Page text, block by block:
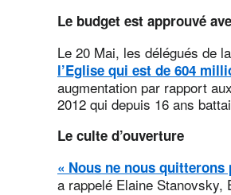
Le budget est approuvé
Le 20 Mai, les délégués de
l’Eglise qui est de 604
augmentation par rapport
2012 qui depuis 16 ans
Le culte d’ouverture
« Nous ne nous quitterons
a rappelé Elaine Stanovsky,